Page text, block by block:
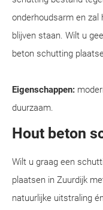
onderhoudsarm en zal
blijven staan. Wilt u
beton schutting
Eigenschappen:
duurzaam.
Hout beton
Wilt u graag een
plaatsen in Zuurdijk
natuurlijke uitstraling